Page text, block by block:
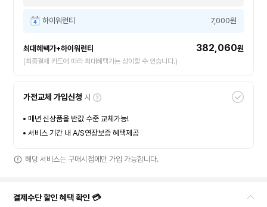
하이워런티 7,000원
최대혜택가+하이워런티 382,060원
(최종결제 카드에 따라 최대혜택가는 상이할 수 있습니다.)
가전교체 가입신청 시
매년 신상품을 반값 수준 교체가능!
서비스 기간 내 A/S연장보증 혜택제공
해당 서비스는 구매시점에만 가입 가능합니다.
결제수단 할인 혜택 확인 💳